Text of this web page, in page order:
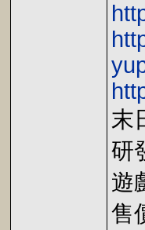
末
研
遊
售